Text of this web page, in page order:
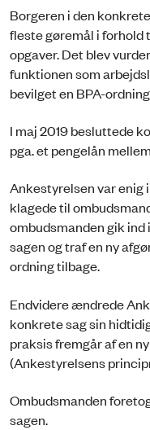
Borgeren i den
fleste gøremål i forhold
opgaver. Det blev
funktionen som
bevilget en BPA-
I maj 2019 besluttede
pga. et pengelån
Ankestyrelsen var enig
klagede til
ombudsmanden gik
sagen og traf en ny
ordning tilbage.
Endvidere ændrede
konkrete sag sin
praksis fremgår af en
(Ankestyrelsens
Ombudsmanden
sagen.